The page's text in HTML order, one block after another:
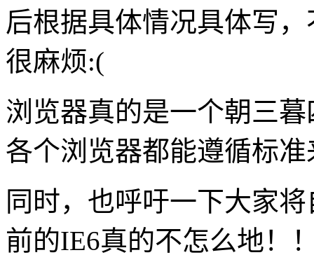
后根据具体情况具体写
很麻烦:(
浏览器真的是一个朝三
各个浏览器都能遵循标
同时，也呼吁一下大家
前的IE6真的不怎么地！